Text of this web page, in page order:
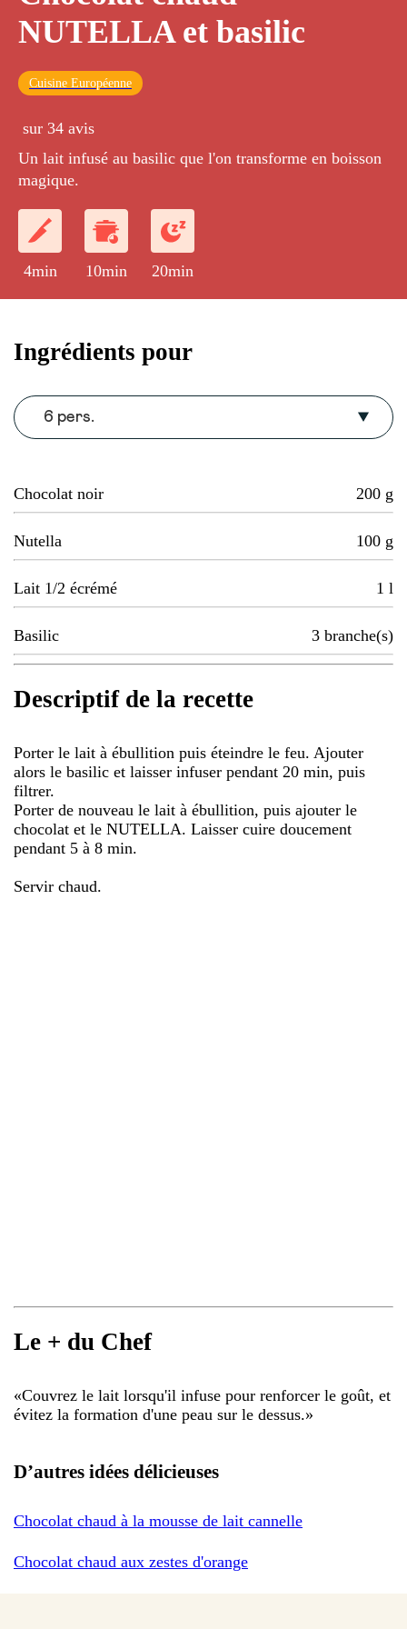
NUTELLA et basilic
Cuisine Européenne
sur 34 avis
Un lait infusé au basilic que l'on transforme en boisson
magique.
4min 10min 20min
Ingrédients pour
6 pers.
Chocolat noir 200 g
Nutella 100 g
Lait 1/2 écrémé 1 l
Basilic 3 branche(s)
Descriptif de la recette
Porter le lait à ébullition puis éteindre le feu. Ajouter
alors le basilic et laisser infuser pendant 20 min, puis
filtrer.
Porter de nouveau le lait à ébullition, puis ajouter le
chocolat et le NUTELLA. Laisser cuire doucement
pendant 5 à 8 min.
Servir chaud.
Le + du Chef
«Couvrez le lait lorsqu'il infuse pour renforcer le goût, et
évitez la formation d'une peau sur le dessus.»
D’autres idées délicieuses
Chocolat chaud à la mousse de lait cannelle
Chocolat chaud aux zestes d'orange